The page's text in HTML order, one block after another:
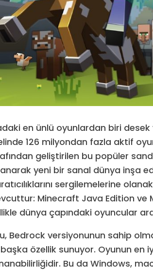
en ünlü oyunlardan biri desek
126 milyondan fazla aktif
geliştirilen bu popüler
yeni bir sanal dünya inşa
sergilemelerine
Minecraft Java Edition ve
dünya çapındaki oyuncular
Bedrock versiyonunun sahip
özellik sunuyor. Oyunun en
Bu da Windows,